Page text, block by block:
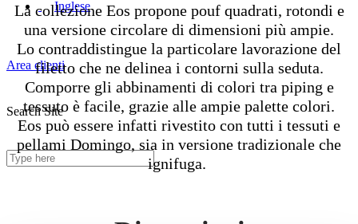
Area clienti
Search Site
La collezione Eos propone pouf quadrati, rotondi e
una versione circolare di dimensioni più ampie.
Lo contraddistingue la particolare lavorazione del
filetto che ne delinea i contorni sulla seduta.
Comporre gli abbinamenti di colori tra piping e
tessuto è facile, grazie alle ampie palette colori.
Eos può essere infatti rivestito con tutti i tessuti e
pellami Domingo, sia in versione tradizionale che
ignifuga.